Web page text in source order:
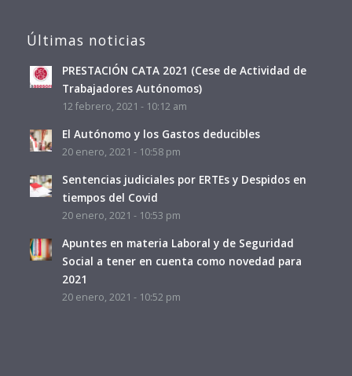
Últimas noticias
PRESTACIÓN CATA 2021 (Cese de Actividad de
Trabajadores Autónomos)
12 febrero, 2021 - 10:12 am
El Autónomo y los Gastos deducibles
20 enero, 2021 - 10:58 pm
Sentencias judiciales por ERTEs y Despidos en
tiempos del Covid
20 enero, 2021 - 10:53 pm
Apuntes en materia Laboral y de Seguridad
Social a tener en cuenta como novedad para
2021
20 enero, 2021 - 10:52 pm